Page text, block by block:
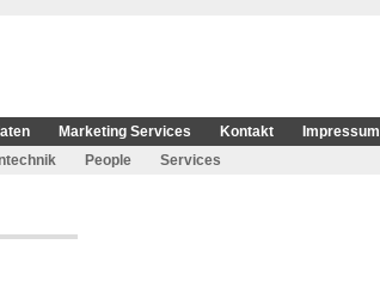
Marketing Services Kontakt
Impressum
People Services